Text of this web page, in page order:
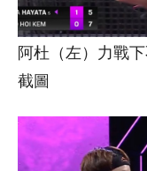
阿杜（左）力戰
截圖